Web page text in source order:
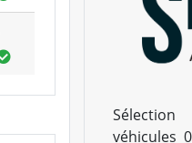
véhicules